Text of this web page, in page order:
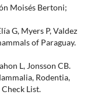
Moisés Bertoni;
G, Myers P, Valdez
of Paraguay.
L, Jonsson CB.
Rodentia,
List.